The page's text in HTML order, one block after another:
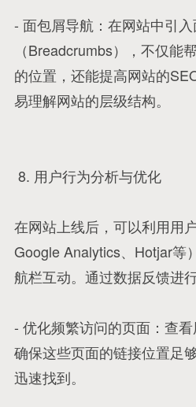
- 面包屑导航：在网站中引
（Breadcrumbs），不仅能
的位置，还能提高网站的
易理解网站的层级结构。
8. 用户行为分析与优化
在网站上线后，可以利用用
Google Analytics、Hotjar等
航栏互动。通过数据反馈进
- 优化频繁访问的页面：查
确保这些页面的链接位置足
迅速找到。